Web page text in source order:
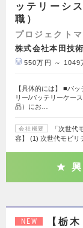
ッテリーシ
職）
プロジェクト
株式会社本田技
550万円 ～ 1049
【具体的には】 ■バ
リー/バッテリーケー
品）にお…
会社概要
「次世
容】 (1) 次世代モビリ
NEW
【栃